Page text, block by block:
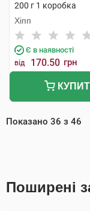
200 г 1 коробка
Хіпп
Є в наявності
від 170.50 грн
Показано 36 з 46
Поширені